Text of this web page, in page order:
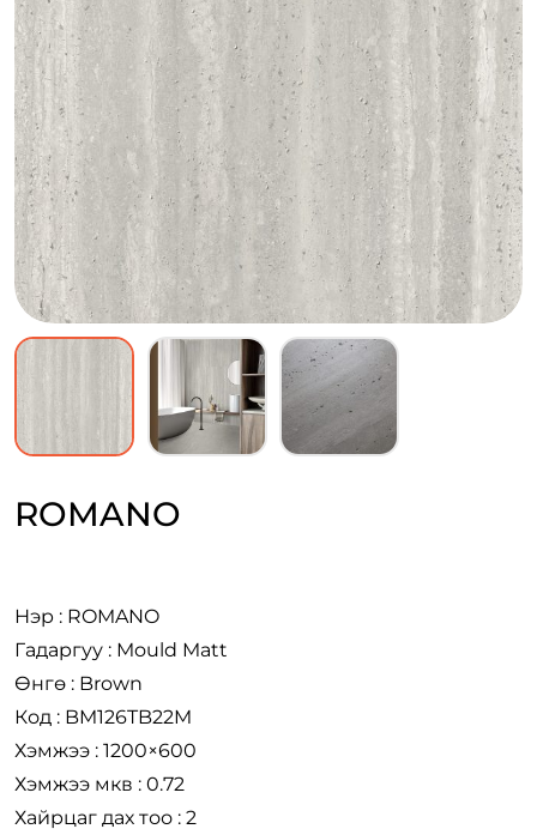
ROMANO
Нэр : ROMANO
Гадаргуу : Mould Matt
Өнгө : Brown
Код : BM126TB22M
Хэмжээ : 1200×600
Хэмжээ мкв : 0.72
Хайрцаг дах тоо : 2